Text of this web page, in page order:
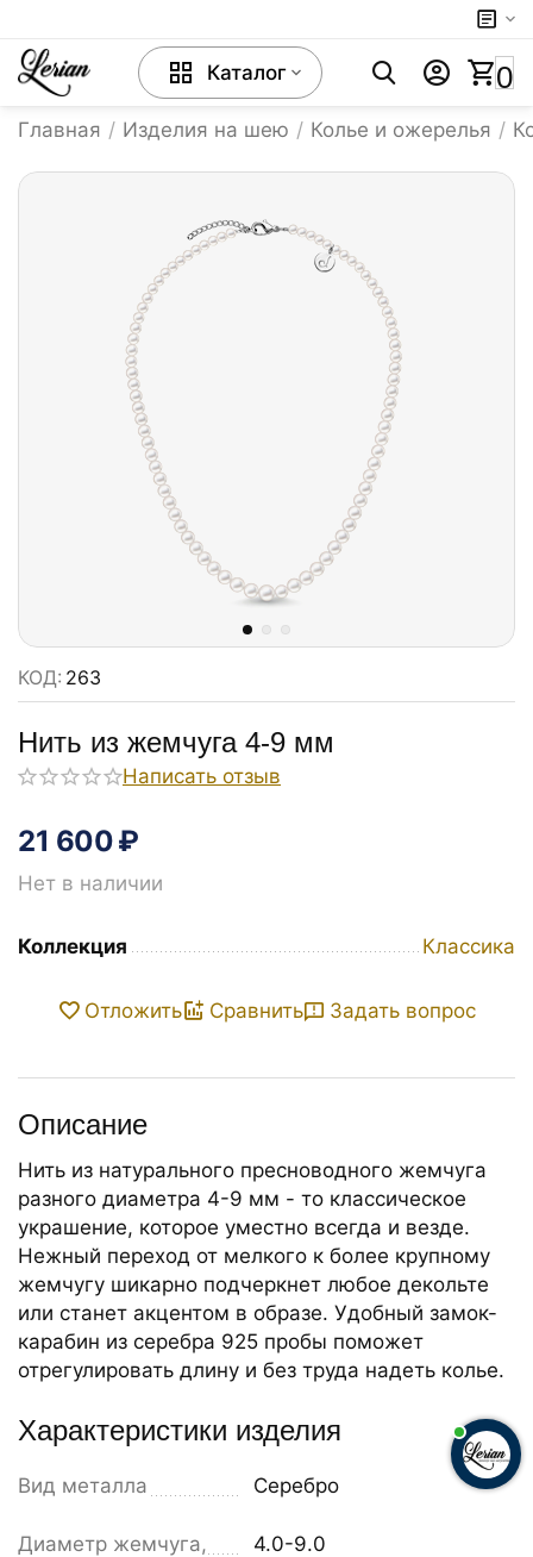
Каталог 0
Главная / Изделия на шею / Колье и ожерелья /
КОД: 263
Нить из жемчуга 4-9 мм
Написать отзыв
21 600₽
Нет в наличии
Коллекция Классика
Отложить Сравнить Задать вопрос
Описание
Нить из натурального пресноводного жемчуга
разного диаметра 4-9 мм - то классическое
украшение, которое уместно всегда и везде.
Нежный переход от мелкого к более крупному
жемчугу шикарно подчеркнет любое декольте
или станет акцентом в образе. Удобный замок-
карабин из серебра 925 пробы поможет
отрегулировать длину и без труда надеть колье.
Характеристики изделия
Вид металла Серебро
Диаметр жемчуга,
4.0-9.0